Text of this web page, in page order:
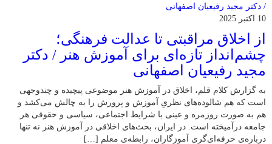
10 اکتبر 2025
از اخلاق مراقبتی تا عدالت فرهنگی؛
چشم‌انداز تازه‌ای برای آموزش هنر / دکتر
مجید رفیعیان اصفهانی
به گزارش کلام قلم، اخلاق در آموزش هنر موضوعی پیچیده و چندوجهی
است که هم شالوده‌های نظریِ آموزش و پرورش را به چالش می‌کشد و
هم به صورت روزمره و عینی با شرایط اجتماعی، سیاسی و حقوقی هر
جامعه درآمیخته است‌. در ایران، بحث‌های اخلاقی در آموزش هنر نه تنها
درباره‌ی حرفه‌ای‌گری آموزگاران، رابطه‌ی معلم […]